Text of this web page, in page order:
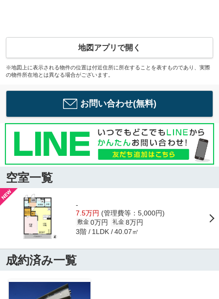
地図アプリで開く
※地図上に表示される物件の位置は付近住所に所在することを表すものであり、実際
の物件所在地とは異なる場合がございます。
お問い合わせ(無料)
空室一覧
-
7.5万円 (管理費等：5,000円)
敷金 0万円 礼金 8万円
3階 1LDK 40.07㎡
成約済み一覧